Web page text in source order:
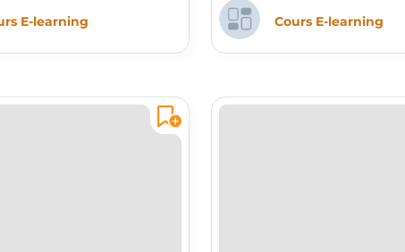
E-learning Cours E-learning